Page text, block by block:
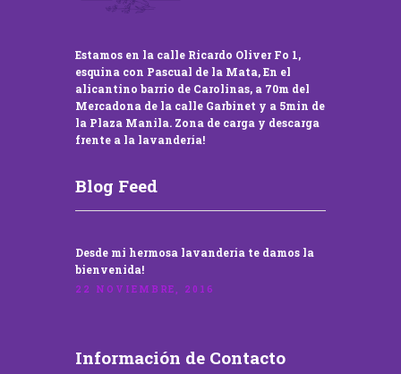
Estamos en la calle Ricardo Oliver Fo 1,
esquina con Pascual de la Mata, En el
alicantino barrio de Carolinas, a 70m del
Mercadona de la calle Garbinet y a 5min de
la Plaza Manila. Zona de carga y descarga
frente a la lavandería!
Blog Feed
Desde mi hermosa lavandería te damos la
bienvenida!
22 NOVIEMBRE, 2016
Información de Contacto